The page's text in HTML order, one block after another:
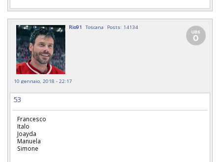
Rio91 Toscana Posts: 14134
10 gennaio, 2018 - 22:17
53
Francesco
Italo
Joayda
Manuela
Simone